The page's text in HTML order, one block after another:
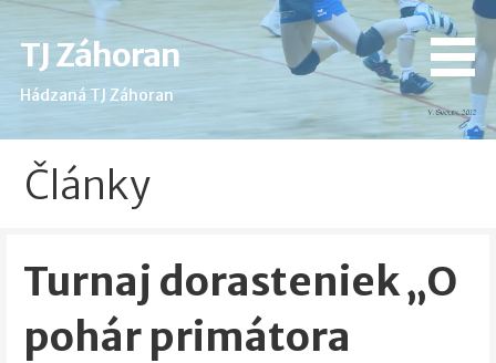
Skip
content
TJ Záhoran
Hádzaná TJ Záhoran
Články
Turnaj dorasteniek „O
pohár primátora